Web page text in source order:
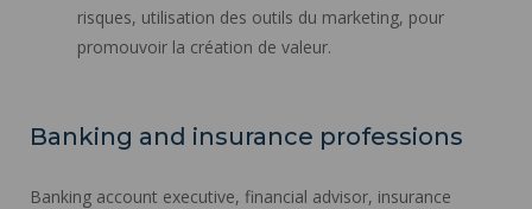
risques, utilisation des outils du marketing, pour
promouvoir la création de valeur.
Banking and insurance professions
Banking account executive, financial advisor, insurance